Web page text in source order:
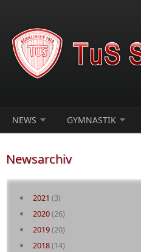
NEWS GYMNASTIK
Newsarchiv
2021 (3)
2020(26)
2019(20)
2018(14)